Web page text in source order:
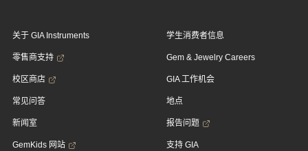
关于 GIA Instruments
零售商支持
校区商店
常见问答
新闻室
GemKids 网站
学生消费者信息
Gem & Jewelry Careers
GIA 工作机会
地点
报告问题
支持 GIA